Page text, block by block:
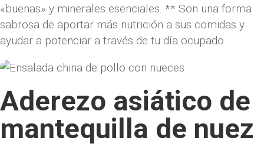
«buenas» y minerales esenciales. ** Son una forma
sabrosa de aportar más nutrición a sus comidas y
ayudar a potenciar a través de tu día ocupado.
Aderezo asiático de
mantequilla de nuez